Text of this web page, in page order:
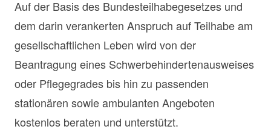
Auf der Basis des Bundesteilhabegesetzes und
dem darin verankerten Anspruch auf Teilhabe am
gesellschaftlichen Leben wird von der
Beantragung eines Schwerbehindertenausweises
oder Pflegegrades bis hin zu passenden
stationären sowie ambulanten Angeboten
kostenlos beraten und unterstützt.